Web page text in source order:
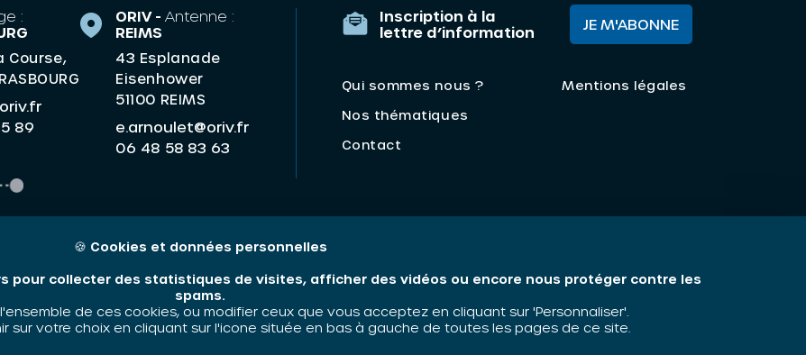
:
Course,
89
ORIV -Antenne :
REIMS
43 Esplanade
Eisenhower
51100 REIMS
e.arnoulet@oriv.fr
06 48 58 83 63
Inscription à la
lettre d’information
JE M'ABONNE
Qui sommes nous ?
Nos thématiques
Contact
Mentions légales
🍪 Cookies et données personnelles
pour collecter des statistiques de visites, afficher des vidéos ou encore nous protéger contre les
spams.
de ces cookies, ou modifier ceux que vous acceptez en cliquant sur 'Personnaliser'.
sur votre choix en cliquant sur l'icone située en bas à gauche de toutes les pages de ce site.